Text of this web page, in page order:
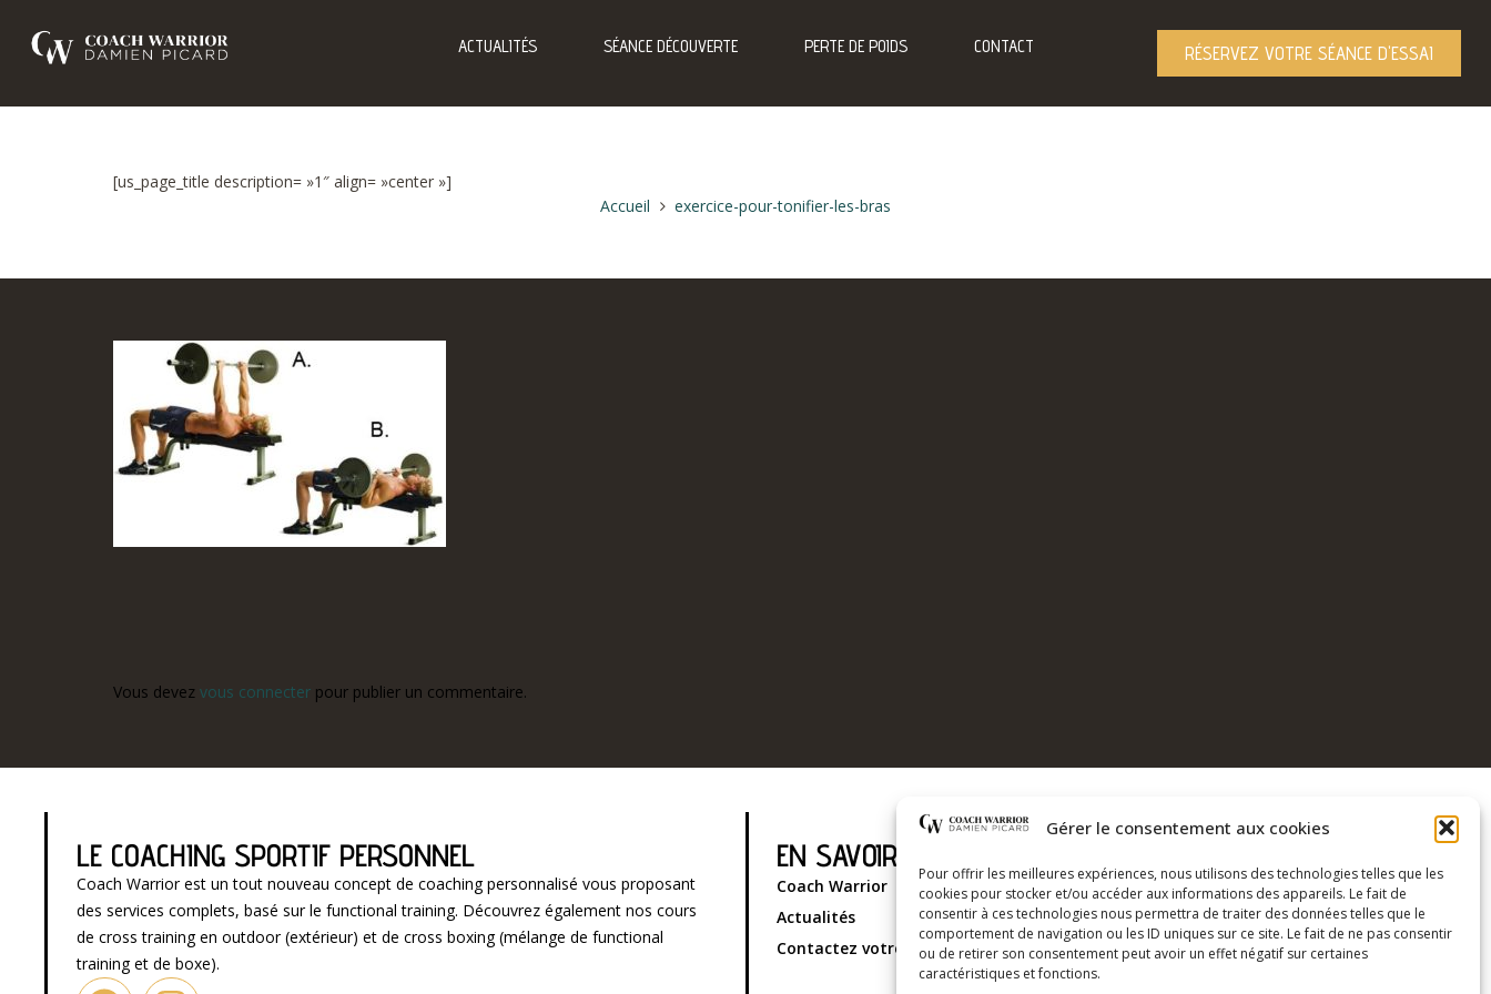
Gérer le consentement aux cookies
Pour offrir les meilleures expériences, nous utilisons des technologies telles que les
cookies pour stocker et/ou accéder aux informations des appareils. Le fait de
consentir à ces technologies nous permettra de traiter des données telles que le
comportement de navigation ou les ID uniques sur ce site. Le fait de ne pas consentir
ou de retirer son consentement peut avoir un effet négatif sur certaines
caractéristiques et fonctions.
ACTUALITÉS SÉANCE DÉCOUVERTE PERTE DE POIDS CONTACT RÉSERVEZ VOTRE SÉANCE D'ESSAI
[us_page_title description= »1″ align= »center »]
Accueil
exercice-pour-tonifier-les-bras
Vous devez vous connecter pour publier un commentaire.
LE COACHING SPORTIF PERSONNEL
Coach Warrior est un tout nouveau concept de coaching personnalisé vous proposant
des services complets, basé sur le functional training. Découvrez également nos cours
de cross training en outdoor (extérieur) et de cross boxing (mélange de functional
training et de boxe).
EN SAVOIR PLUS
Coach Warrior
Actualités
Contactez votre coach sportif
Coach Warrior
Genève Suisse
+41 79 574 45 53